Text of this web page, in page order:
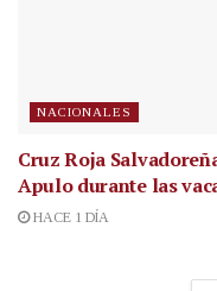
NACIONALES
Cruz Roja
Apulo durante las
HACE 1 DÍA